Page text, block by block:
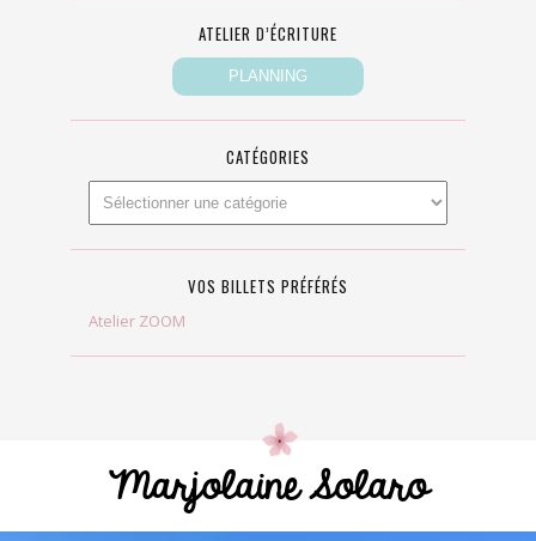
ATELIER D’ÉCRITURE
CATÉGORIES
VOS BILLETS PRÉFÉRÉS
Atelier ZOOM
Marjolaine Solaro